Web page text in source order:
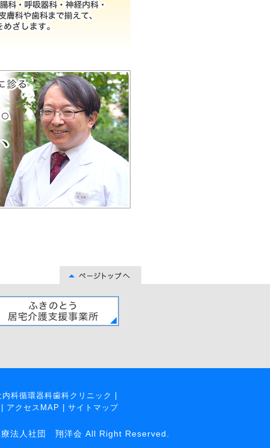
内科循環器科歯科クリニック
アクセスMAP サイトマップ
療法人社団 翔洋会 All Right Reserved.